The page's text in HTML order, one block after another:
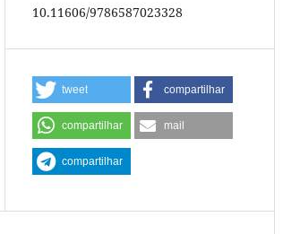
10.11606/9786587023328
tweet compartilhar
compartilhar mail
compartilhar